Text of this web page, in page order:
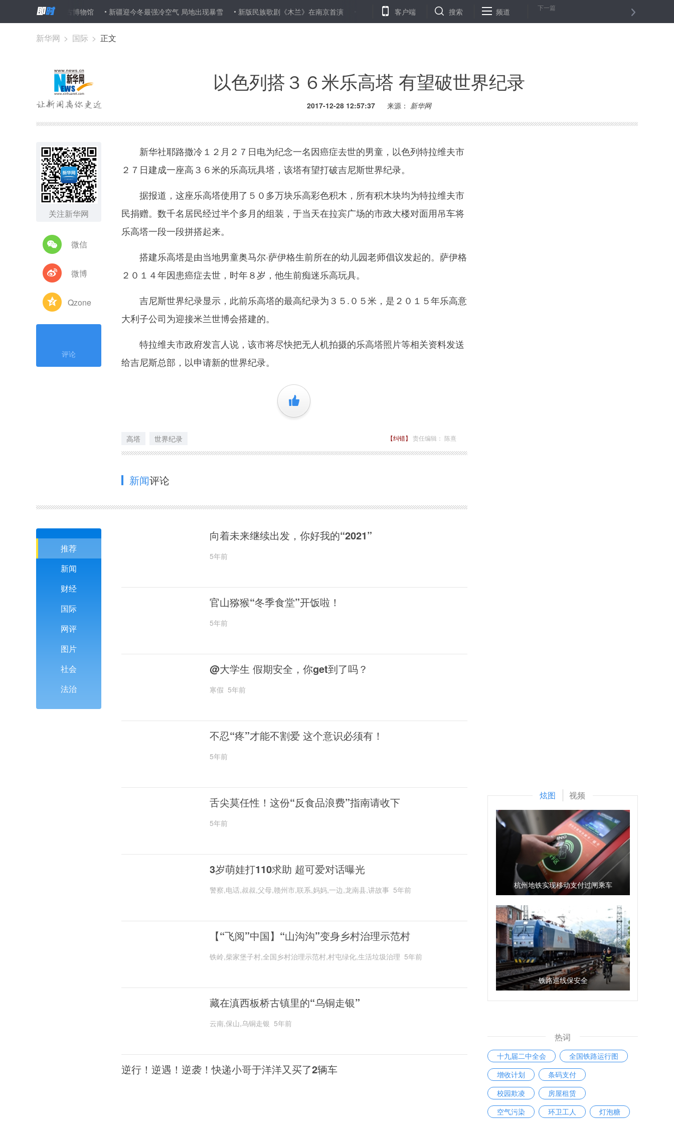
陕西将建考古博物馆 新疆迎今冬最强冷空气 局地出现暴雪 新版民族歌剧《木兰》在南京首演 我国学者研发出可提高硒元素利用率的新型控释肥料 湖南最大的水下盾构隧道沅江隧道启动掘进
客户端 搜索 频道 下一篇
新华网 > 国际 > 正文
以色列搭３６米乐高塔 有望破世界纪录
2017-12-28 12:57:37 来源： 新华网
关注新华网
微信
微博
Qzone
评论
新华社耶路撒冷１２月２７日电为纪念一名因癌症去世的男童，以色列特拉维夫市
２７日建成一座高３６米的乐高玩具塔，该塔有望打破吉尼斯世界纪录。
据报道，这座乐高塔使用了５０多万块乐高彩色积木，所有积木块均为特拉维夫市
民捐赠。数千名居民经过半个多月的组装，于当天在拉宾广场的市政大楼对面用吊车将
乐高塔一段一段拼搭起来。
搭建乐高塔是由当地男童奥马尔·萨伊格生前所在的幼儿园老师倡议发起的。萨伊格
２０１４年因患癌症去世，时年８岁，他生前痴迷乐高玩具。
吉尼斯世界纪录显示，此前乐高塔的最高纪录为３５.０５米，是２０１５年乐高意
大利子公司为迎接米兰世博会搭建的。
特拉维夫市政府发言人说，该市将尽快把无人机拍摄的乐高塔照片等相关资料发送
给吉尼斯总部，以申请新的世界纪录。
+1
高塔 世界纪录 【纠错】 责任编辑： 陈熹
新闻评论
推荐
新闻
财经
国际
网评
图片
社会
法治
向着未来继续出发，你好我的“2021”
5年前
官山猕猴“冬季食堂”开饭啦！
5年前
@大学生 假期安全，你get到了吗？
寒假 5年前
不忍“疼”才能不割爱 这个意识必须有！
5年前
舌尖莫任性！这份“反食品浪费”指南请收下
5年前
3岁萌娃打110求助 超可爱对话曝光
警察,电话,叔叔,父母,赣州市,联系,妈妈,一边,龙南县,讲故事 5年前
【“飞阅”中国】“山沟沟”变身乡村治理示范村
铁岭,柴家堡子村,全国乡村治理示范村,村屯绿化,生活垃圾治理 5年前
藏在滇西板桥古镇里的“乌铜走银”
云南,保山,乌铜走银 5年前
逆行！逆遇！逆袭！快递小哥于洋洋又买了2辆车
炫图 视频
杭州地铁实现移动支付过闸乘车
铁路巡线保安全
热词
十九届二中全会
全国铁路运行图
增收计划
条码支付
校园欺凌
房屋租赁
空气污染
环卫工人 灯泡糖